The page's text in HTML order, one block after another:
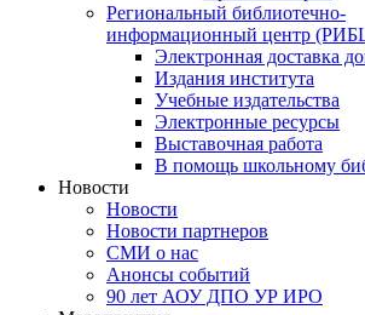
Региональный библиотечно-
информационный центр
Электронная доставка
Издания института
Учебные издательства
Электронные ресурсы
Выставочная работа
В помощь школьному
Новости
Новости
Новости партнеров
СМИ о нас
Анонсы событий
90 лет АОУ ДПО УР ИРО